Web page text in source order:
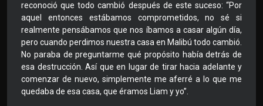
reconoció que todo cambió después de este suceso: “Por
aquel entonces estábamos comprometidos, no sé si
realmente pensábamos que nos íbamos a casar algún día,
pero cuando perdimos nuestra casa en Malibú todo cambió.
No paraba de preguntarme qué propósito había detrás de
esa destrucción. Así que en lugar de tirar hacia adelante y
comenzar de nuevo, simplemente me aferré a lo que me
quedaba de esa casa, que éramos Liam y yo”.